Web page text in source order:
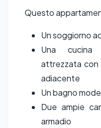
Questo
Un soggiorno
Una cucina
attrezzata con
adiacente
Un bagno
Due ampie
armadio